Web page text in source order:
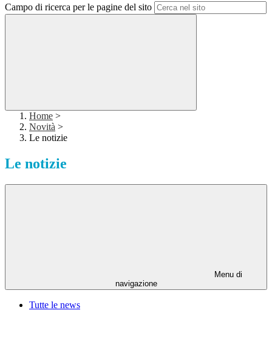
Campo di ricerca per le pagine del sito
Home >
Novità >
Le notizie
Le notizie
Menu di
navigazione
Tutte le news